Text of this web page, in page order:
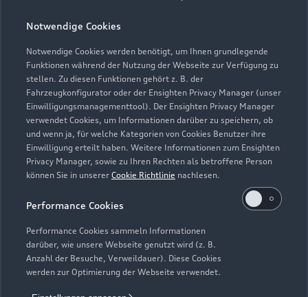
Notwendige Cookies
Notwendige Cookies werden benötigt, um Ihnen grundlegende
Funktionen während der Nutzung der Webseite zur Verfügung zu
stellen. Zu diesen Funktionen gehört z. B. der
Fahrzeugkonfigurator oder der Ensighten Privacy Manager (unser
Einwilligungsmanagementtool). Der Ensighten Privacy Manager
verwendet Cookies, um Informationen darüber zu speichern, ob
und wenn ja, für welche Kategorien von Cookies Benutzer ihre
Einwilligung erteilt haben. Weitere Informationen zum Ensighten
Privacy Manager, sowie zu Ihren Rechten als betroffene Person
können Sie in unserer Cookie Richtlinie nachlesen.
Performance Cookies
Performance Cookies sammeln Informationen
darüber, wie unsere Webseite genutzt wird (z. B.
Anzahl der Besuche, Verweildauer). Diese Cookies
werden zur Optimierung der Webseite verwendet.
Geschlossen,öffnet am
07:30
Zurück nach oben
Modelle
Elektromodelle
Plug-in-Hybride
Neuwagensuche
Gebrauchtwagensuche
Service & Zubehör
Saisonale Angebote
Support